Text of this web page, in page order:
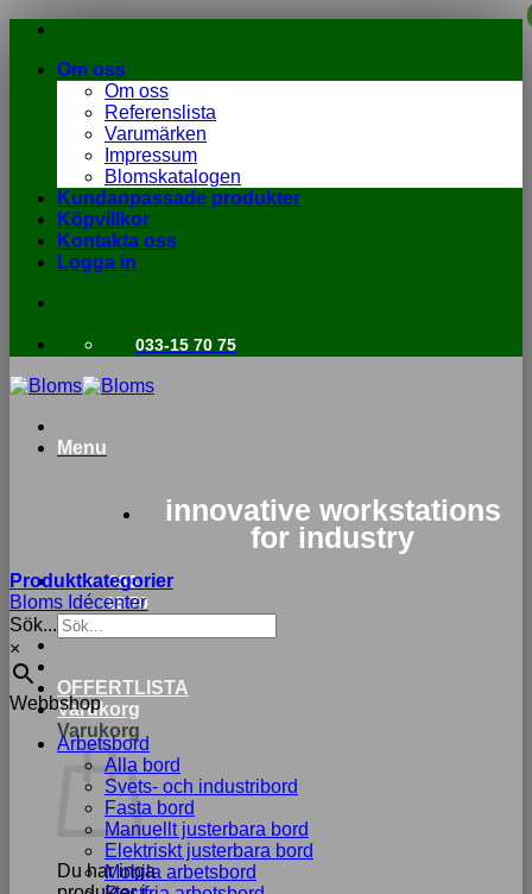
Skip
contentOm oss
Om oss
Referenslista
Varumärken
Impressum
Blomskatalogen
Kundanpassade produkter
Köpvillkor
Kontakta oss
Logga in
033-15 70 75
Menu
innovative workstations
for industry
033-
15 70
OFFERTLISTA
Varukorg
Varukorg
Du har inga
Produktkategorier
Bloms Idécenter
Sök...
×
Webbshop
Arbetsbord
Alla bord
Svets- och industribord
Fasta bord
Manuellt justerbara bord
Elektriskt justerbara bord
Mobila arbetsbord